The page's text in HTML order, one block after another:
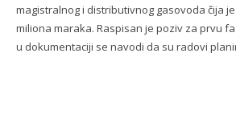
magistralnog i distributivnog gasovoda čija
miliona maraka. Raspisan je poziv za prvu fazu pretkvalifikaciju, a
u dokumentaciji se navodi da su radovi